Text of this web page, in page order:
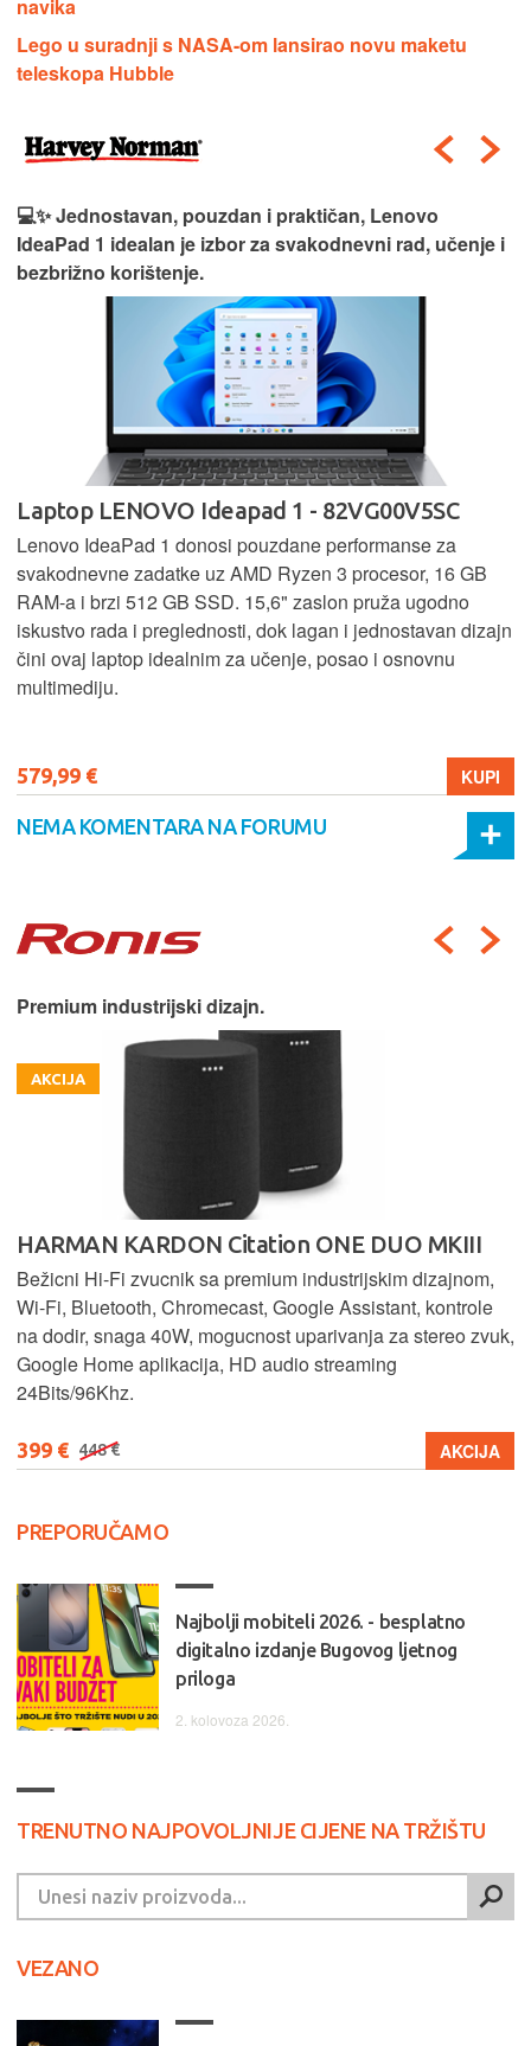
navika
Lego u suradnji s NASA-om lansirao novu maketu
teleskopa Hubble
💻✨ Jednostavan, pouzdan i praktičan, Lenovo
IdeaPad 1 idealan je izbor za svakodnevni rad, učenje i
bezbrižno korištenje.
Laptop LENOVO Ideapad 1 - 82VG00V5SC
Lenovo IdeaPad 1 donosi pouzdane performanse za
svakodnevne zadatke uz AMD Ryzen 3 procesor, 16 GB
RAM-a i brzi 512 GB SSD. 15,6" zaslon pruža ugodno
iskustvo rada i preglednosti, dok lagan i jednostavan dizajn
čini ovaj laptop idealnim za učenje, posao i osnovnu
multimediju.
579,99 € KUPI
NEMA KOMENTARA NA FORUMU
Premium industrijski dizajn.
AKCIJA
HARMAN KARDON Citation ONE DUO MKIII
Bežicni Hi-Fi zvucnik sa premium industrijskim dizajnom,
Wi-Fi, Bluetooth, Chromecast, Google Assistant, kontrole
na dodir, snaga 40W, mogucnost uparivanja za stereo zvuk,
Google Home aplikacija, HD audio streaming
24Bits/96Khz.
399 € 448 € AKCIJA
PREPORUČAMO
Najbolji mobiteli 2026. - besplatno
digitalno izdanje Bugovog ljetnog
priloga
2. kolovoza 2026.
TRENUTNO NAJPOVOLJNIJE CIJENE NA TRŽIŠTU
VEZANO